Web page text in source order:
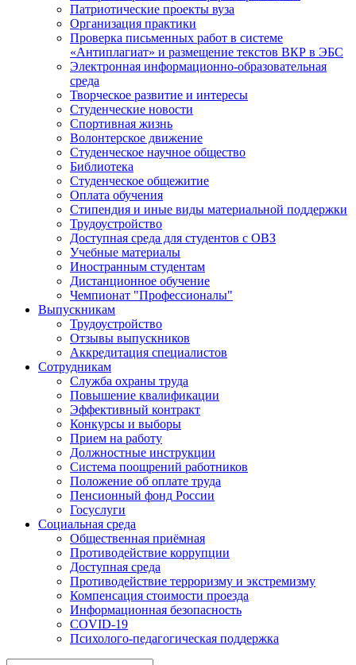
Патриотические проекты вуза
Организация практики
Проверка письменных работ в системе
«Антиплагиат» и размещение текстов ВКР в ЭБС
Электронная информационно-образовательная
среда
Творческое развитие и интересы
Студенческие новости
Спортивная жизнь
Волонтерское движение
Студенческое научное общество
Библиотека
Студенческое общежитие
Оплата обучения
Стипендия и иные виды материальной поддержки
Трудоустройство
Доступная среда для студентов с ОВЗ
Учебные материалы
Иностранным студентам
Дистанционное обучение
Чемпионат "Профессионалы"
Выпускникам
Трудоустройство
Отзывы выпускников
Аккредитация специалистов
Сотрудникам
Служба охраны труда
Повышение квалификации
Эффективный контракт
Конкурсы и выборы
Прием на работу
Должностные инструкции
Система поощрений работников
Положение об оплате труда
Пенсионный фонд России
Госуслуги
Социальная среда
Общественная приёмная
Противодействие коррупции
Доступная среда
Противодействие терроризму и экстремизму
Компенсация стоимости проезда
Информационная безопасность
COVID-19
Психолого-педагогическая поддержка